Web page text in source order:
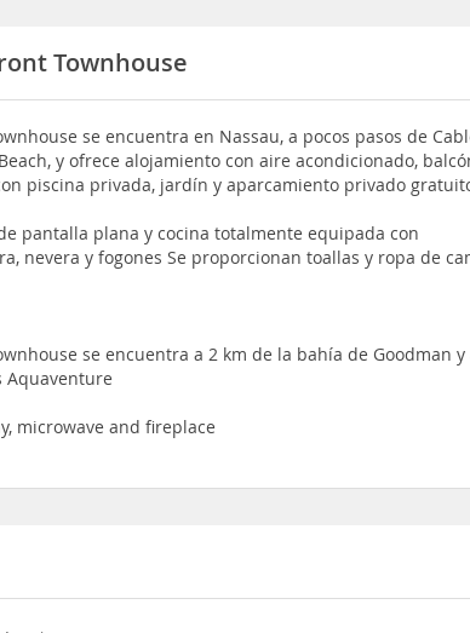
Townhouse
se encuentra en Nassau, a pocos pasos de
y ofrece alojamiento con aire acondicionado,
piscina privada, jardín y aparcamiento privado
pantalla plana y cocina totalmente equipada con
nevera y fogones Se proporcionan toallas y ropa de
se encuentra a 2 km de la bahía de Goodman y
Aquaventure
microwave and fireplace